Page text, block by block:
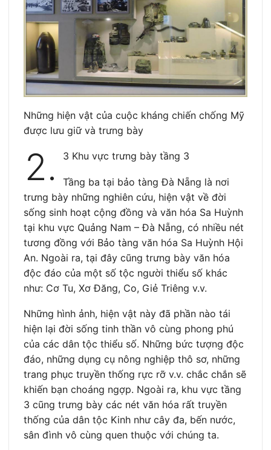
Những hiện vật của cuộc kháng chiến chống Mỹ
được lưu giữ và trưng bày
2. 3 Khu vực trưng bày tầng 3
Tầng ba tại bảo tàng Đà Nẵng là nơi
trưng bày những nghiên cứu, hiện vật về đời
sống sinh hoạt cộng đồng và văn hóa Sa Huỳnh
tại khu vực Quảng Nam – Đà Nẵng, có nhiều nét
tương đồng với Bảo tàng văn hóa Sa Huỳnh Hội
An. Ngoài ra, tại đây cũng trưng bày văn hóa
độc đáo của một số tộc người thiểu số khác
như: Cơ Tu, Xơ Đăng, Co, Giẻ Triêng v.v.
Những hình ảnh, hiện vật này đã phần nào tái
hiện lại đời sống tinh thần vô cùng phong phú
của các dân tộc thiểu số. Những bức tượng độc
đáo, những dụng cụ nông nghiệp thô sơ, những
trang phục truyền thống rực rỡ v.v. chắc chắn sẽ
khiến bạn choáng ngợp. Ngoài ra, khu vực tầng
3 cũng trưng bày các nét văn hóa rất truyền
thống của dân tộc Kinh như cây đa, bến nước,
sân đình vô cùng quen thuộc với chúng ta.